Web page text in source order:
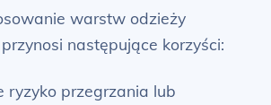
warstw odzieży
następujące korzyści:
ryzyko przegrzania lub